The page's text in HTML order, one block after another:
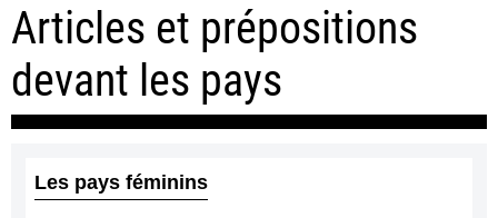
Articles et prépositions
devant les pays
Les pays féminins